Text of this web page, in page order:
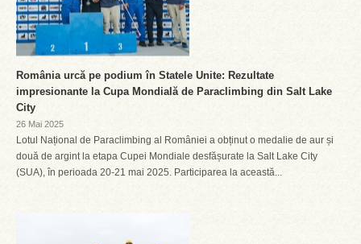
România urcă pe podium în Statele Unite: Rezultate
impresionante la Cupa Mondială de Paraclimbing din Salt Lake
City
26 Mai 2025
Lotul Național de Paraclimbing al României a obținut o medalie de aur și
două de argint la etapa Cupei Mondiale desfășurate la Salt Lake City
(SUA), în perioada 20-21 mai 2025. Participarea la această...